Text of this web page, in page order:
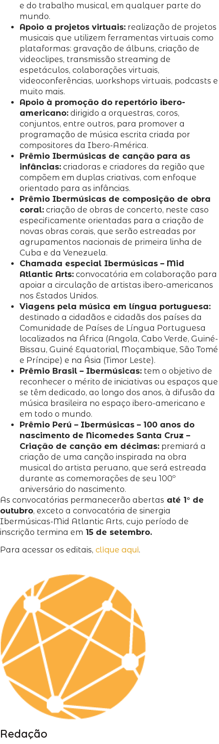
e do trabalho musical, em qualquer parte do
mundo.
Apoio a projetos virtuais: realização de projetos
musicais que utilizem ferramentas virtuais como
plataformas: gravação de álbuns, criação de
videoclipes, transmissão streaming de
espetáculos, colaborações virtuais,
videoconferências, workshops virtuais, podcasts e
muito mais.
Apoio à promoção do repertório ibero-
americano: dirigido a orquestras, coros,
conjuntos, entre outros, para promover a
programação de música escrita criada por
compositores da Ibero-América.
Prêmio Ibermúsicas de canção para as
infâncias: criadoras e criadores da região que
compõem em duplas criativas, com enfoque
orientado para as infâncias.
Prêmio Ibermúsicas de composição de obra
coral: criação de obras de concerto, neste caso
especificamente orientadas para a criação de
novas obras corais, que serão estreadas por
agrupamentos nacionais de primeira linha de
Cuba e da Venezuela.
Chamada especial Ibermúsicas – Mid
Atlantic Arts: convocatória em colaboração para
apoiar a circulação de artistas ibero-americanos
nos Estados Unidos.
Viagens pela música em língua portuguesa:
destinado a cidadãos e cidadãs dos países da
Comunidade de Países de Língua Portuguesa
localizados na África (Angola, Cabo Verde, Guiné-
Bissau, Guiné Equatorial, Moçambique, São Tomé
e Príncipe) e na Ásia (Timor Leste).
Prêmio Brasil – Ibermúsicas: tem o objetivo de
reconhecer o mérito de iniciativas ou espaços que
se têm dedicado, ao longo dos anos, à difusão da
música brasileira no espaço ibero-americano e
em todo o mundo.
Prêmio Perú – Ibermúsicas – 100 anos do
nascimento de Nicomedes Santa Cruz –
Criação de canção em décimas: premiará a
criação de uma canção inspirada na obra
musical do artista peruano, que será estreada
durante as comemorações de seu 100º
aniversário do nascimento.
As convocatórias permanecerão abertas até 1° de
outubro, exceto a convocatória de sinergia
Ibermúsicas-Mid Atlantic Arts, cujo período de
inscrição termina em 15 de setembro.
Para acessar os editais, clique aqui.
Redação